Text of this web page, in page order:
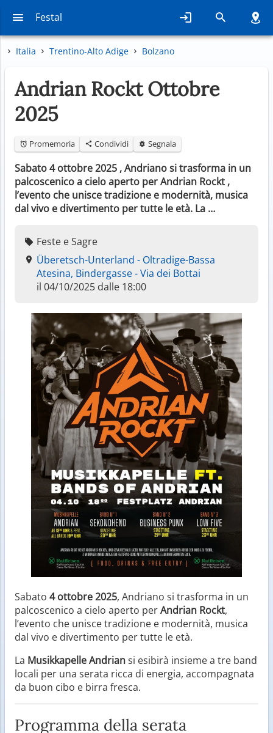
Festal
Italia Trentino-Alto Adige Bolzano
Andrian Rockt Ottobre
2025
Promemoria Condividi Segnala
Sabato 4 ottobre 2025 , Andriano si trasforma in un
palcoscenico a cielo aperto per Andrian Rockt ,
l’evento che unisce tradizione e modernità, musica
dal vivo e divertimento per tutte le età. La …
Feste e Sagre
Überetsch-Unterland - Oltradige-Bassa
Atesina, Bindergasse - Via dei Bottai
il 04/10/2025 dalle 18:00
Sabato 4 ottobre 2025, Andriano si trasforma in un
palcoscenico a cielo aperto perAndrian Rockt,
l’evento che unisce tradizione e modernità, musica
dal vivo e divertimento per tutte le età.
La Musikkapelle Andriansi esibirà insieme a tre band
locali per una serata ricca di energia, accompagnata
da buon cibo e birra fresca.
Programma della serata